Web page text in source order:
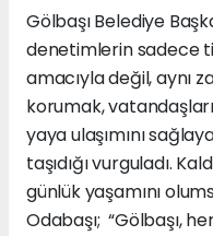
Gölbaşı Belediye
denetimlerin sadece
amacıyla değil, aynı
korumak,
yaya ulaşımını
taşıdığı vurguladı.
günlük yaşamını
Odabaşı; “Gölbaşı,